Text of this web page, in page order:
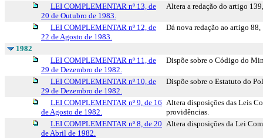
LEI COMPLEMENTAR nº 13, de
20 de Outubro de 1983.
Altera a redação do artigo
LEI COMPLEMENTAR nº 12, de
22 de Agosto de 1983.
Dá nova redação ao artigo
1982
LEI COMPLEMENTAR nº 11, de
29 de Dezembro de 1982.
Dispõe sobre o Código do
LEI COMPLEMENTAR nº 10, de
29 de Dezembro de 1982.
Dispõe sobre o Estatuto do
LEI COMPLEMENTAR nº 9, de 16
de Agosto de 1982.
Altera disposições das Leis
providências.
LEI COMPLEMENTAR nº 8, de 20
de Abril de 1982.
Altera disposições da Lei